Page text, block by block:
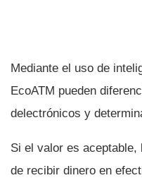
Mediante el uso de
EcoATM pueden
delectrónicos y
Si el valor es
de recibir dinero en